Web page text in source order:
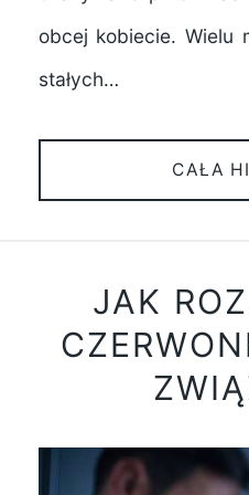
obcej kobiecie. Wielu
stałych…
CAŁA
JAK